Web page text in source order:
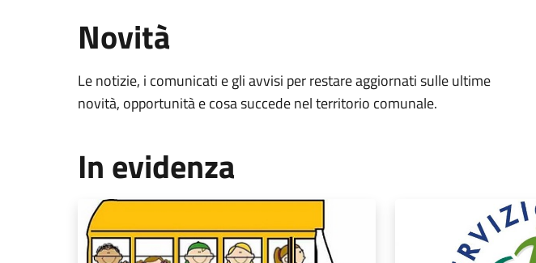
Novità
Le notizie, i comunicati e gli avvisi per restare aggiornati sulle ultime
novità, opportunità e cosa succede nel territorio comunale.
In evidenza